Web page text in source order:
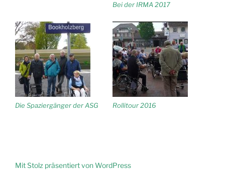
Bei der IRMA 2017
Die Spaziergänger der ASG Rollitour 2016
Mit Stolz präsentiert von WordPress